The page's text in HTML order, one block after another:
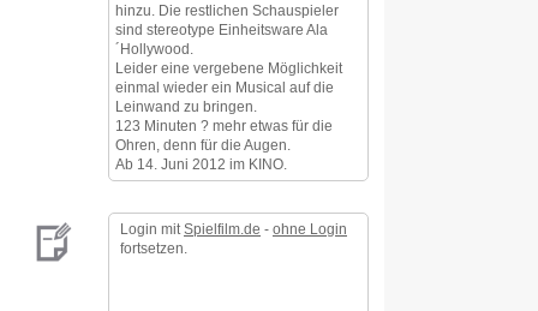
hinzu. Die restlichen Schauspieler
sind stereotype Einheitsware Ala
´Hollywood.
Leider eine vergebene Möglichkeit
einmal wieder ein Musical auf die
Leinwand zu bringen.
123 Minuten ? mehr etwas für die
Ohren, denn für die Augen.
Ab 14. Juni 2012 im KINO.
Login mit Spielfilm.de - ohne Login
fortsetzen.